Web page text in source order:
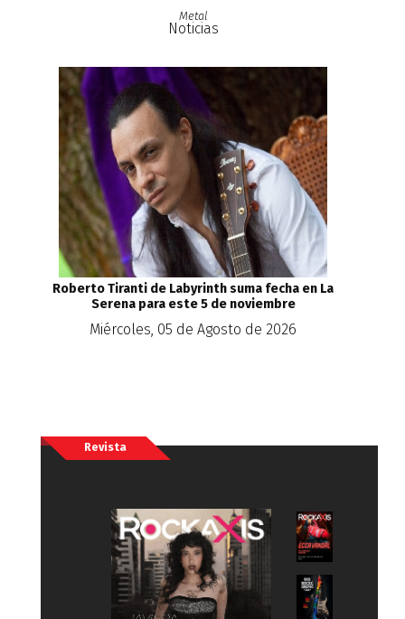
Metal
Noticias
Roberto Tiranti de Labyrinth suma fecha en La
Serena para este 5 de noviembre
Miércoles, 05 de Agosto de 2026
Revista